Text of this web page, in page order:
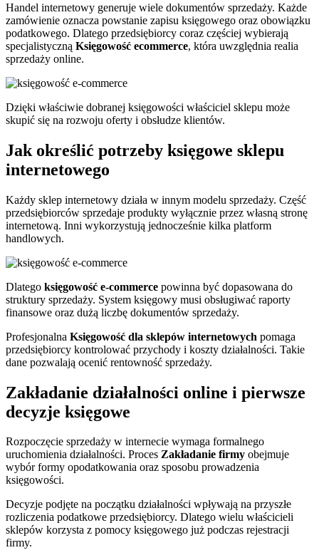
Handel internetowy generuje wiele dokumentów sprzedaży. Każde
zamówienie oznacza powstanie zapisu księgowego oraz obowiązku
podatkowego. Dlatego przedsiębiorcy coraz częściej wybierają
specjalistyczną Księgowość ecommerce, która uwzględnia realia
sprzedaży online.
Dzięki właściwie dobranej księgowości właściciel sklepu może
skupić się na rozwoju oferty i obsłudze klientów.
Jak określić potrzeby księgowe sklepu
internetowego
Każdy sklep internetowy działa w innym modelu sprzedaży. Część
przedsiębiorców sprzedaje produkty wyłącznie przez własną stronę
internetową. Inni wykorzystują jednocześnie kilka platform
handlowych.
Dlatego księgowość e-commerce powinna być dopasowana do
struktury sprzedaży. System księgowy musi obsługiwać raporty
finansowe oraz dużą liczbę dokumentów sprzedaży.
Profesjonalna Księgowość dla sklepów internetowych pomaga
przedsiębiorcy kontrolować przychody i koszty działalności. Takie
dane pozwalają ocenić rentowność sprzedaży.
Zakładanie działalności online i pierwsze
decyzje księgowe
Rozpoczęcie sprzedaży w internecie wymaga formalnego
uruchomienia działalności. Proces Zakładanie firmy obejmuje
wybór formy opodatkowania oraz sposobu prowadzenia
księgowości.
Decyzje podjęte na początku działalności wpływają na przyszłe
rozliczenia podatkowe przedsiębiorcy. Dlatego wielu właścicieli
sklepów korzysta z pomocy księgowego już podczas rejestracji
firmy.